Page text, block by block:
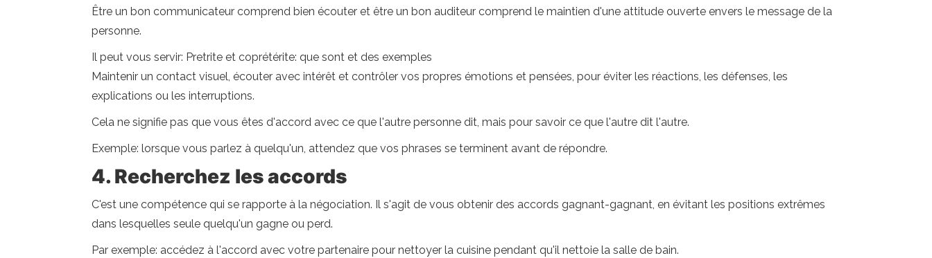
Être un bon communicateur comprend bien écouter et être un bon auditeur comprend le maintien d'une attitude ouverte envers le message de la
personne.
Il peut vous servir: Pretrite et coprétérite: que sont et des exemples
Maintenir un contact visuel, écouter avec intérêt et contrôler vos propres émotions et pensées, pour éviter les réactions, les défenses, les
explications ou les interruptions.
Cela ne signifie pas que vous êtes d'accord avec ce que l'autre personne dit, mais pour savoir ce que l'autre dit l'autre.
Exemple: lorsque vous parlez à quelqu'un, attendez que vos phrases se terminent avant de répondre.
4. Recherchez les accords
C'est une compétence qui se rapporte à la négociation. Il s'agit de vous obtenir des accords gagnant-gagnant, en évitant les positions extrêmes
dans lesquelles seule quelqu'un gagne ou perd.
Par exemple: accédez à l'accord avec votre partenaire pour nettoyer la cuisine pendant qu'il nettoie la salle de bain.